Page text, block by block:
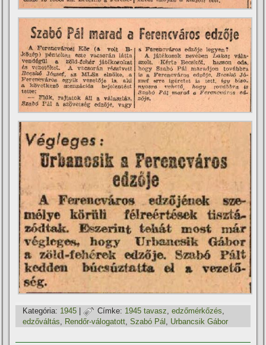
Kategória: 1945 | Címke: 1945 tavasz,edzőmérkőzés,
edzőváltás
Rendőr-válogatott ,Szabó Pál Urbancsik Gábor